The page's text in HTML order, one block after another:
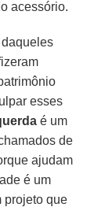
acessório.
esses
é um
de
ajudam
é um
projeto que